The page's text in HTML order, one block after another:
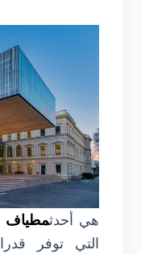
EPR200M هي أحدثمطياف